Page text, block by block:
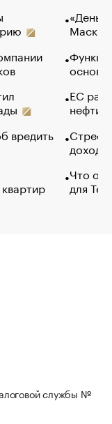
вредить
Маск в
основ
ЕС
нефти
Что
для
службы №